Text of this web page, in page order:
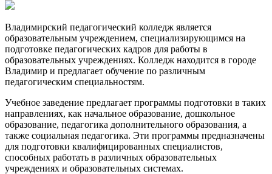
Владимирский педагогический колледж является
образовательным учреждением, специализирующимся на
подготовке педагогических кадров для работы в
образовательных учреждениях. Колледж находится в городе
Владимир и предлагает обучение по различным
педагогическим специальностям.
Учебное заведение предлагает программы подготовки в таких
направлениях, как начальное образование, дошкольное
образование, педагогика дополнительного образования, а
также социальная педагогика. Эти программы предназначены
для подготовки квалифицированных специалистов,
способных работать в различных образовательных
учреждениях и образовательных системах.